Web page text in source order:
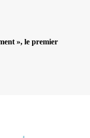
», le premier